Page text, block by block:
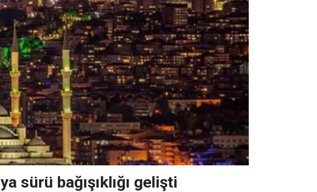
sürü bağışıklığı gelişti